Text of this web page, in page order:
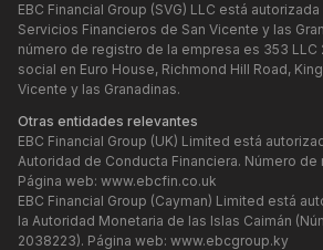
EBC Financial Group (SVG) LLC está
Servicios Financieros de San Vicente y las
número de registro de la empresa es 353 LLC
social en Euro House, Richmond Hill Road,
Vicente y las Granadinas.
Otras entidades relevantes
EBC Financial Group (UK) Limited está
Autoridad de Conducta Financiera. Número de
Página web: www.ebcfin.co.uk
EBC Financial Group (Cayman) Limited está
la Autoridad Monetaria de las Islas Caimán
2038223). Página web: www.ebcgroup.ky